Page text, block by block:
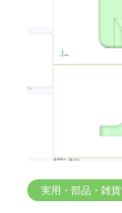
実用・部品・雑貨